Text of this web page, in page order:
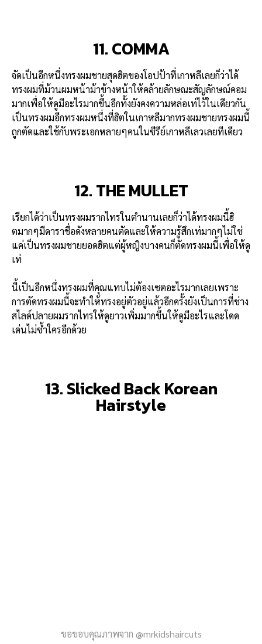
11. COMMA
จัดเป็นอีกหนึ่งทรงผมชายสุดฮิตของโอปป้าที่เกาหลีเลยก็ว่าได้
ทรงผมที่ม้วนผมหน้าม้าข้างหน้าให้คล้ายลักษณะสัญลักษณ์คอม
มากเพื่อให้ดูมีอะไรมากขึ้นอีกทั้งยังคงความหล่อเท่ไว้ในเดียวกัน
เป็นทรงผมอีกทรงผมหนึ่งที่ฮิตในเกาหลีมากทรงผมชายทรงผมนี้
ถูกตัดและใช้กับพระเอกหลายๆคนในซีรีย์เกาหลีเลวเลยทีเดียว
12. THE MULLET
เรียกได้ว่าเป็นทรงผมรากไทรในตำนานเลยก็ว่าได้ทรงผมนี้ฮิ
ตมากๆมีดาราชื่อดังหลายคนตัดและให้ความรู้สึกเท่มากๆไม่ใช่
แค่เป็นทรงผมชายยอดฮิตแต่ผู้หญิงบางคนก็ตัดทรงผมนี้เพื่อให้ดู
เท่
นี้เป็นอีกหนึ่งทรงผมที่คุณแทบไม่ต้องเซตอะไรมากเลยเพราะ
การตัดทรงผมนี้จะทำให้ทรงอยู่ตัวอยู่แล้วอีกครั้งยังเป็นการที่ช่าง
สไลด์ปลายผมรากไทรให้ดูยาวเพิ่มมากขึ้นให้ดูมีอะไรและโดด
เด่นไม่ซ้ำใครอีกด้วย
13. Slicked Back Korean
Hairstyle
ขอขอบคุณภาพจาก @mrkidshaircuts